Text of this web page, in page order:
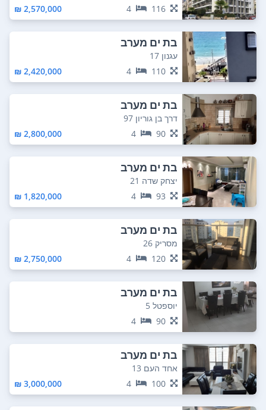
116
4
2,570,000 ₪
בת ים מערב
עגנון 17
110
4
2,420,000 ₪
בת ים מערב
דרך בן גוריון 97
90
4
2,800,000 ₪
בת ים מערב
יצחק שדה 21
93
4
1,820,000 ₪
בת ים מערב
מסריק 26
120
4
2,750,000 ₪
בת ים מערב
יוספטל 5
90
4
בת ים מערב
אחד העם 13
100
4
3,000,000 ₪